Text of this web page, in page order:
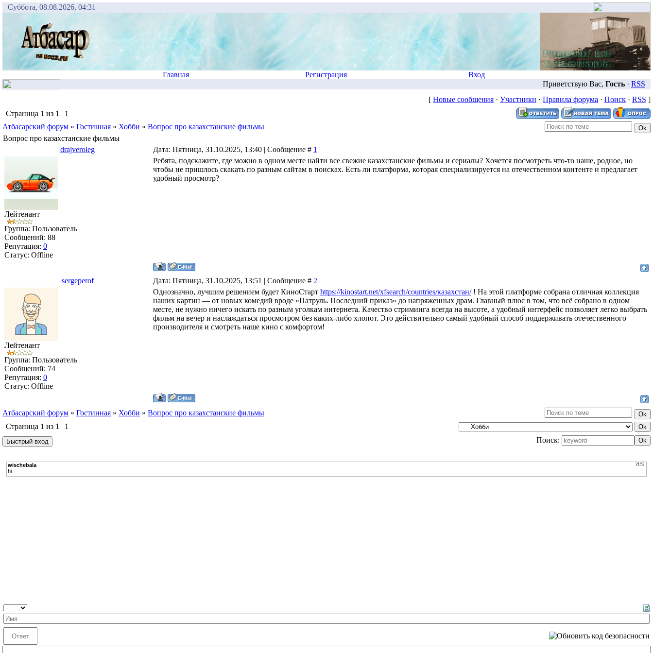
Суббота, 08.08.2026, 04:31
Главная Регистрация
Вход
Приветствую Вас, Гость · RSS
[ Новые сообщения · Участники · Правила форума · Поиск · RSS ]
Страница 1 из 1
1
Атбасарский форум » Гостинная » Хобби » Вопрос про казахстанские фильмы
Вопрос про казахстанские фильмы
drajveroleg
Дата: Пятница, 31.10.2025, 13:40 | Сообщение # 1
Лейтенант
Группа: Пользователь
Сообщений: 88
Репутация: 0
Статус: Offline
Ребята, подскажите, где можно в одном месте найти все свежие казахстанские фильмы и сериалы? Хочется посмотреть что-то наше, родное, но
чтобы не пришлось скакать по разным сайтам в поисках. Есть ли платформа, которая специализируется на отечественном контенте и предлагает
удобный просмотр?
sergeperof Дата: Пятница, 31.10.2025, 13:51 | Сообщение # 2
Лейтенант
Группа: Пользователь
Сообщений: 74
Репутация: 0
Статус: Offline
Однозначно, лучшим решением будет КиноСтарт https://kinostart.net/xfsearch/countries/казахстан/! На этой платформе собрана отличная коллекция
наших картин — от новых комедий вроде «Патруль. Последний приказ» до напряженных драм. Главный плюс в том, что всё собрано в одном
месте, не нужно ничего искать по разным уголкам интернета. Качество стриминга всегда на высоте, а удобный интерфейс позволяет легко выбрать
фильм на вечер и наслаждаться просмотром без каких-либо хлопот. Это действительно самый удобный способ поддерживать отечественного
производителя и смотреть наше кино с комфортом!
Атбасарский форум » Гостинная » Хобби » Вопрос про казахстанские фильмы
Страница 1 из 1
1
Поиск: